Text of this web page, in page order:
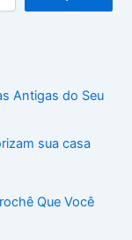
Antigas do Seu
sua casa
Que Você